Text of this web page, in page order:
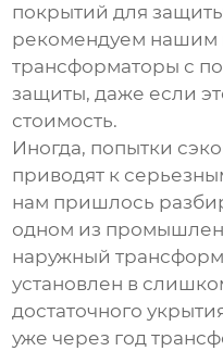
покрытий для
рекомендуем нашим
трансформаторы с
защиты, даже если
стоимость.
Иногда, попытки
приводят к
нам пришлось
одном из
наружный
установлен в
достаточного
уже через год